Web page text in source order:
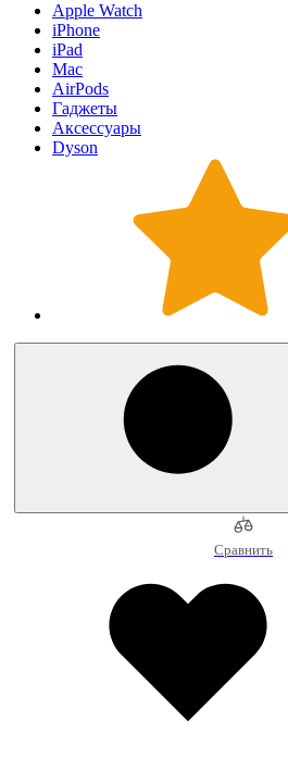
Apple Watch
iPhone
iPad
Mac
AirPods
Гаджеты
Аксессуары
Dyson
Сравнить